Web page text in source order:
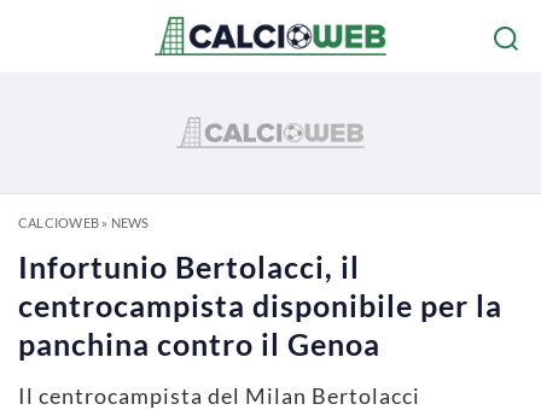
CALCIOWEB» NEWS
Infortunio Bertolacci, il
centrocampista disponibile per la
panchina contro il Genoa
Il centrocampista del Milan Bertolacci